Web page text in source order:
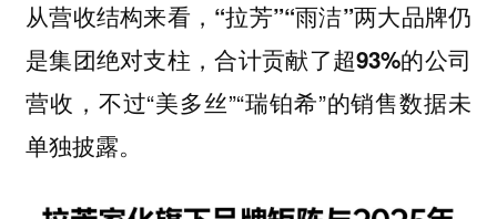
从营收结构来看， “拉芳”“雨洁”两大品牌仍
是集团绝对支柱，合计贡献了超93%的公司
营收 ，不过“美多丝”“瑞铂希”的销售数据未
单独披露。